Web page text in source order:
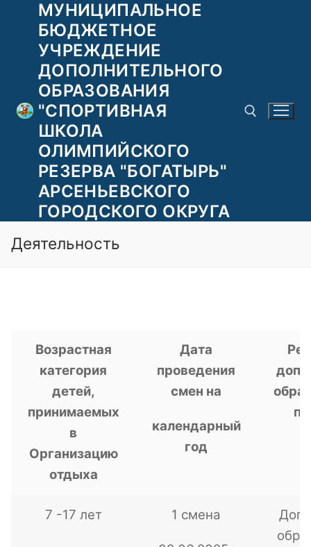
Перейти
содержимому
МУНИЦИПАЛЬНОЕ
БЮДЖЕТНОЕ
УЧРЕЖДЕНИЕ
ДОПОЛНИТЕЛЬНОГО
ОБРАЗОВАНИЯ
"СПОРТИВНАЯ
ШКОЛА
ОЛИМПИЙСКОГО
РЕЗЕРВА "БОГАТЫРЬ"
АРСЕНЬЕВСКОГО
ГОРОДСКОГО ОКРУГА
Найти:
Деятельность
Возрастная
категория
детей,
принимаемых
в
Организацию
отдыха
Дата
проведения
смен на
календарный
год
7 -17 лет 1 смена